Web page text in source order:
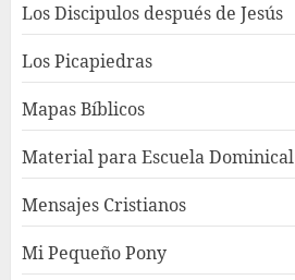
Los Discipulos después de Jesús
Los Picapiedras
Mapas Bíblicos
Material para Escuela Dominical
Mensajes Cristianos
Mi Pequeño Pony